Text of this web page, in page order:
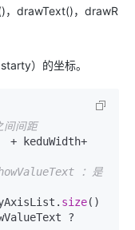
，drawText()，drawR
）的坐标。
间间距
：是
(yAxisList.
size()
?